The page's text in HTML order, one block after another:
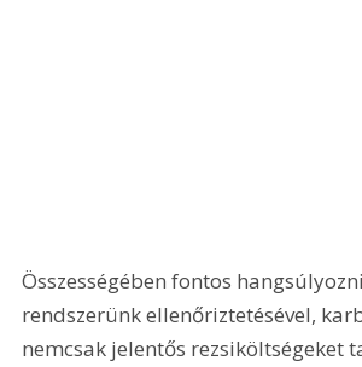
Összességében fontos
rendszerünk ellenőriztetésével,
nemcsak jelentős rezsiköltségeket